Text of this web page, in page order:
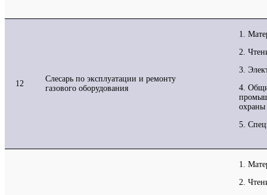
12
Слесарь по эксплуатации и ремонту
газового оборудования
1.
2.
3.
4.
охраны
5.
1.
2.